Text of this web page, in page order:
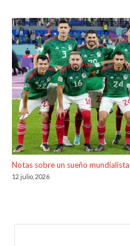
Notas sobre un sueño mundialista
12 julio, 2026